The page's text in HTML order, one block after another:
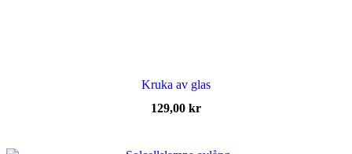
Kruka av glas
129,00 kr